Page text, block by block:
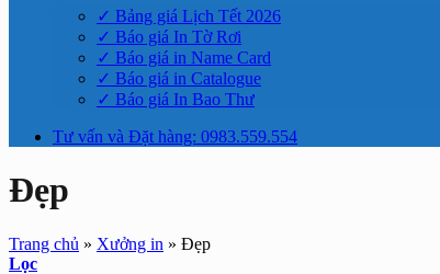
✓ Bảng giá Lịch Tết 2026
✓ Báo giá In Tờ Rơi
✓ Báo giá in Name Card
✓ Báo giá in Catalogue
✓ Báo giá In Bao Thư
Tư vấn và Đặt hàng: 0983.559.554
Đẹp
Trang chủ » Xưởng in » Đẹp
Lọc